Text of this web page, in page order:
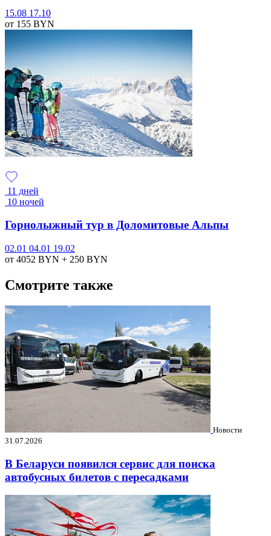
15.08 17.10
от 155 BYN
11 дней
10 ночей
Горнолыжный тур в Доломитовые Альпы
02.01 04.01 19.02
от 4052 BYN + 250 BYN
Смотрите также
Новости
31.07.2026
В Беларуси появился сервис для поиска
автобусных билетов с пересадками